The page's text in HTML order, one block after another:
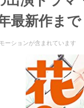
最新作まで
ーションが含まれています